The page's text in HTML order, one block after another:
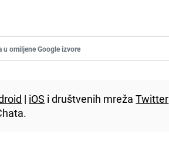
u omiljene Google izvore
| iOS i društvenih mrežaTwitter